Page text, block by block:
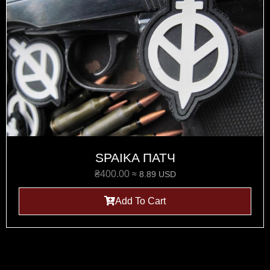
SPAIKA ПАТЧ
₴400.00 ≈ 8.89 USD
Add To Cart